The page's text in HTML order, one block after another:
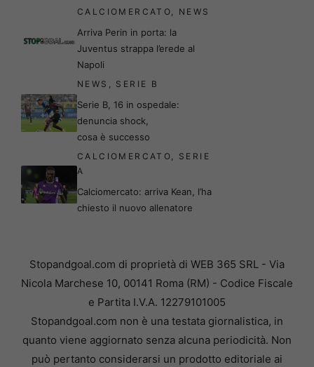
CALCIOMERCATO, NEWS
Arriva Perin in porta: la
Juventus strappa l’erede al
Napoli
NEWS , SERIE B
Serie B, 16 in ospedale:
denuncia shock,
cosa è successo
CALCIOMERCATO, SERIE
A
Calciomercato: arriva Kean, l’ha
chiesto il nuovo allenatore
Stopandgoal.com di proprietà di WEB 365 SRL - Via
Nicola Marchese 10, 00141 Roma (RM) - Codice Fiscale
e Partita I.V.A. 12279101005
Stopandgoal.com non è una testata giornalistica, in
quanto viene aggiornato senza alcuna periodicità. Non
può pertanto considerarsi un prodotto editoriale ai